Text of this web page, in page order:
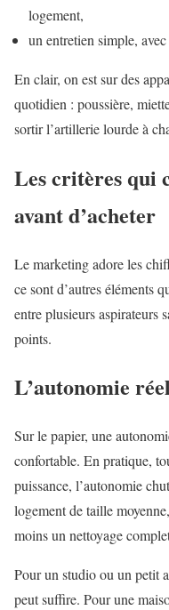
logement,
un entretien simple,
En clair, on est sur des
quotidien : poussière,
sortir l’artillerie lourde à
Les critères qui
avant d’acheter
Le marketing adore les
ce sont d’autres éléments
entre plusieurs aspirateurs
points.
L’autonomie
Sur le papier, une
confortable. En pratique,
puissance, l’autonomie
logement de taille
moins un nettoyage
Pour un studio ou un petit
peut suffire. Pour une